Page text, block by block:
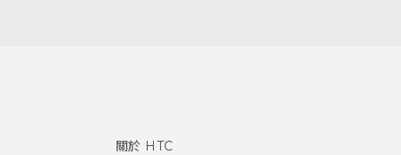
關於 HTC